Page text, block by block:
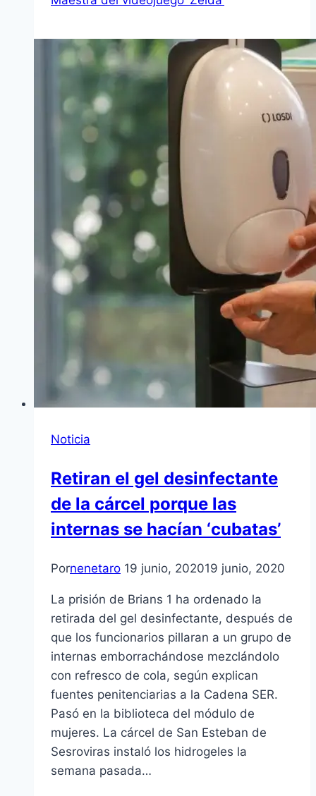
Noticia
Retiran el gel desinfectante
de la cárcel porque las
internas se hacían ‘cubatas’
Pornenetaro 19 junio, 202019 junio, 2020
La prisión de Brians 1 ha ordenado la
retirada del gel desinfectante, después de
que los funcionarios pillaran a un grupo de
internas emborrachándose mezclándolo
con refresco de cola, según explican
fuentes penitenciarias a la Cadena SER.
Pasó en la biblioteca del módulo de
mujeres. La cárcel de San Esteban de
Sesroviras instaló los hidrogeles la
semana pasada…